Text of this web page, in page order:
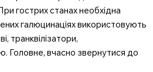
гострих станах необхідна
галюцинаціях використовують
транквілізатори,
Головне, вчасно звернутися до